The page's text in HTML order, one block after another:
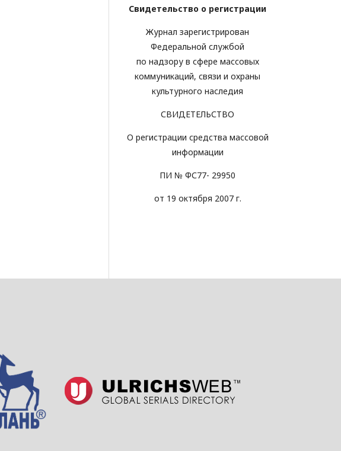
Свидетельство о регистрации
Журнал зарегистрирован
Федеральной службой
по надзору в сфере массовых
коммуникаций, связи и охраны
культурного наследия
СВИДЕТЕЛЬСТВО
О регистрации средства массовой
информации
ПИ № ФС77- 29950
от 19 октября 2007 г.